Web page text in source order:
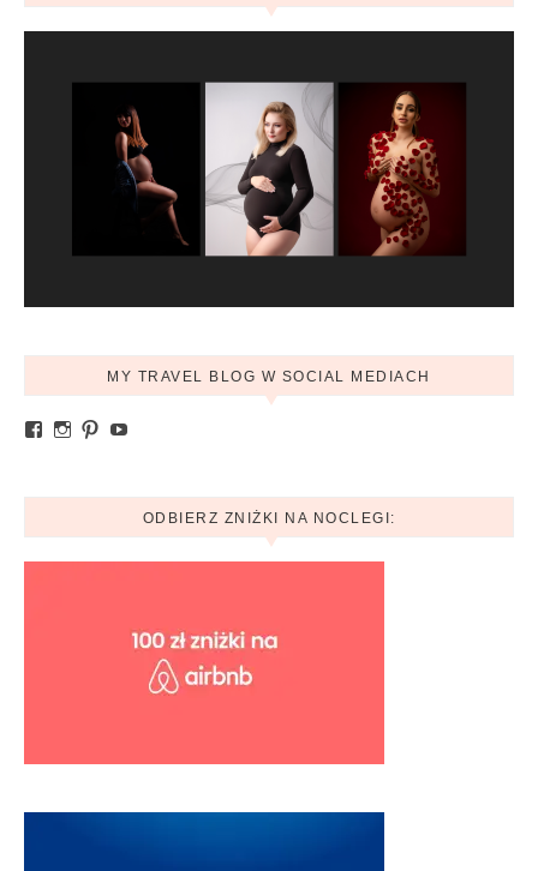
MY TRAVEL BLOG W SOCIAL MEDIACH
Zobacz profil Ania.mytravelblog na Facebook
Zobacz profil mytravelblog.com.pl na Instagram
Pinterest
YouTube
ODBIERZ ZNIŻKI NA NOCLEGI: